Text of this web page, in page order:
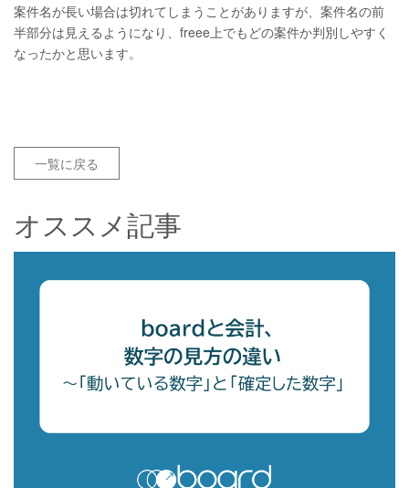
案件名が長い場合は切れてしまうことがありますが、案件名の前
半部分は見えるようになり、freee上でもどの案件か判別しやすく
なったかと思います。
一覧に戻る
オススメ記事